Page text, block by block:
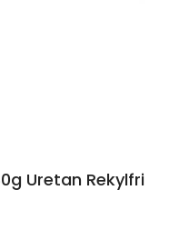
Uretan Rekylfri